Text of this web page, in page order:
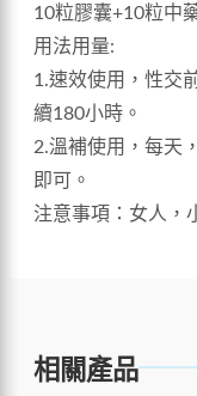
10粒膠囊+10粒中
用法用量:
1.速效使用，性交
續180小時。
2.溫補使用，每天
即可。
注意事項：女人，
相關產品